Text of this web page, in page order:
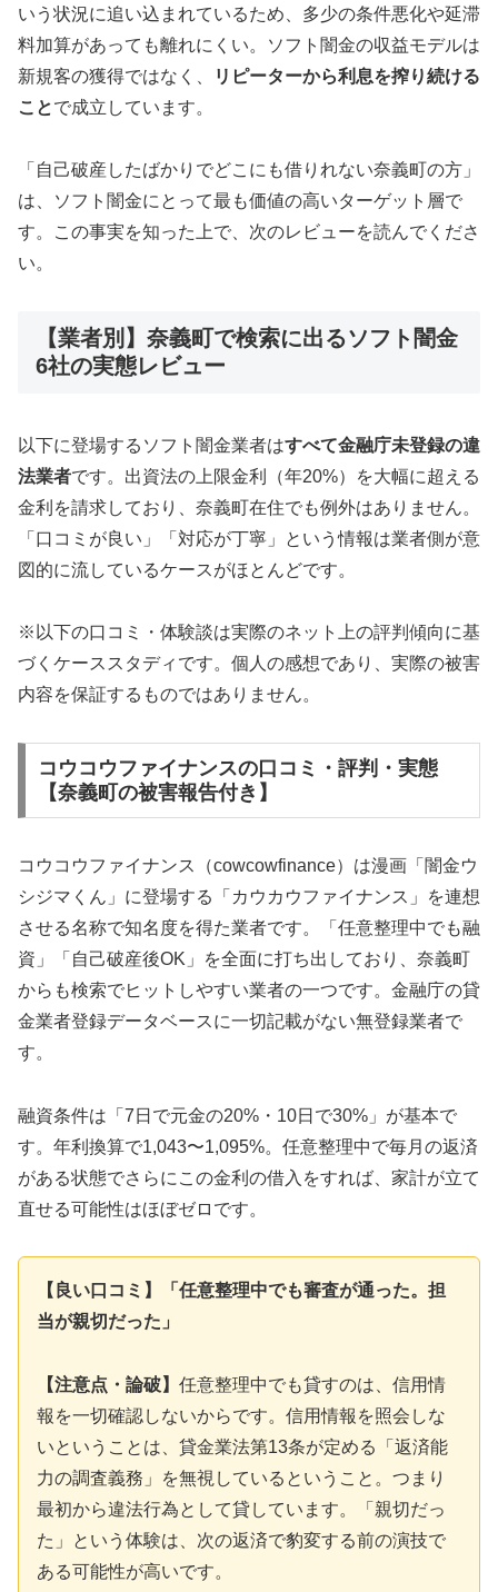
いう状況に追い込まれているため、多少の条件悪化や延滞
料加算があっても離れにくい。ソフト闇金の収益モデルは
新規客の獲得ではなく、
リピーターから利息を搾り続ける
ことで成立しています。
「自己破産したばかりでどこにも借りれない奈義町の方」
は、ソフト闇金にとって最も価値の高いターゲット層で
す。この事実を知った上で、次のレビューを読んでくださ
い。
【業者別】奈義町で検索に出るソフト闇金
6社の実態レビュー
以下に登場するソフト闇金業者はすべて金融庁未登録の違
法業者です。出資法の上限金利（年20%）を大幅に超える
金利を請求しており、奈義町在住でも例外はありません。
「口コミが良い」「対応が丁寧」という情報は業者側が意
図的に流しているケースがほとんどです。
※以下の口コミ・体験談は実際のネット上の評判傾向に基
づくケーススタディです。個人の感想であり、実際の被害
内容を保証するものではありません。
コウコウファイナンスの口コミ・評判・実態
【奈義町の被害報告付き】
コウコウファイナンス（cowcowfinance）は漫画「闇金ウ
シジマくん」に登場する「カウカウファイナンス」を連想
させる名称で知名度を得た業者です。「任意整理中でも融
資」「自己破産後OK」を全面に打ち出しており、奈義町
からも検索でヒットしやすい業者の一つです。金融庁の貸
金業者登録データベースに一切記載がない無登録業者で
す。
融資条件は「7日で元金の20%・10日で30%」が基本で
す。年利換算で1,043〜1,095%。任意整理中で毎月の返済
がある状態でさらにこの金利の借入をすれば、家計が立て
直せる可能性はほぼゼロです。
【良い口コミ】「任意整理中でも審査が通った。担
当が親切だった」
【注意点・論破】 任意整理中でも貸すのは、信用情
報を一切確認しないからです。信用情報を照会しな
いということは、貸金業法第13条が定める「返済能
力の調査義務」を無視しているということ。つまり
最初から違法行為として貸しています。「親切だっ
た」という体験は、次の返済で豹変する前の演技で
ある可能性が高いです。